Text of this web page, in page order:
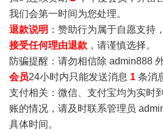
我们会第一时间为您处理。
退款说明 ：赞助行为属于自愿支持
接受任何理由退款 ，请谨慎选择。
防骗提醒：请勿相信除 admin888
会员24小时内只能发送消息 1 条消
支付相关：微信、支付宝均为实时
账的情况，请及时联系管理员
具体时间。